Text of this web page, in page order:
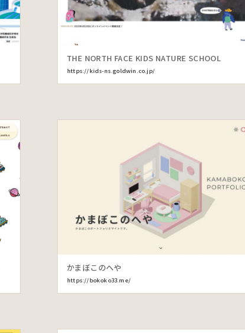
THE NORTH FACE KIDS NATURE SCHOOL
https://kids-ns.goldwin.co.jp/
かまぼこのへや
https://bokoko33.me/